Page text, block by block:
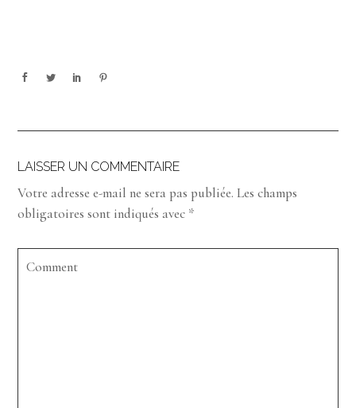
LAISSER UN COMMENTAIRE
Votre adresse e-mail ne sera pas publiée. Les champs
obligatoires sont indiqués avec *